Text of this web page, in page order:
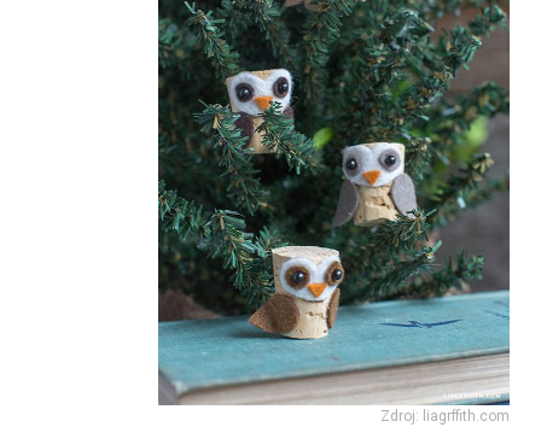
Zdroj: liagrffith.com